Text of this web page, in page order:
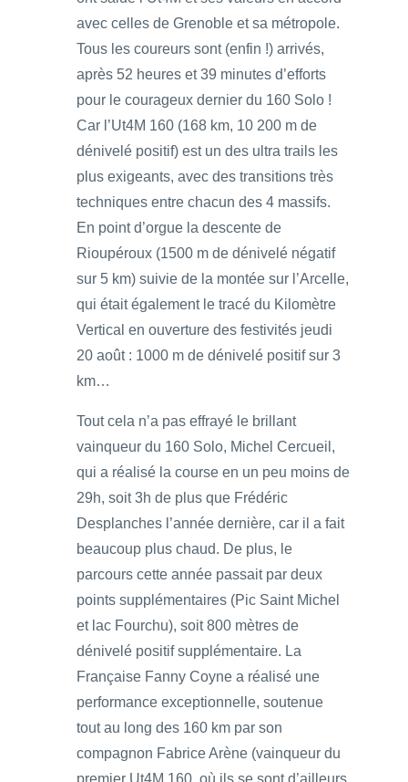
avec celles de Grenoble et sa métropole.
Tous les coureurs sont (enfin !) arrivés,
après 52 heures et 39 minutes d’efforts
pour le courageux dernier du 160 Solo !
Car l’Ut4M 160 (168 km, 10 200 m de
dénivelé positif) est un des ultra trails les
plus exigeants, avec des transitions très
techniques entre chacun des 4 massifs.
En point d’orgue la descente de
Rioupéroux (1500 m de dénivelé négatif
sur 5 km) suivie de la montée sur l’Arcelle,
qui était également le tracé du Kilomètre
Vertical en ouverture des festivités jeudi
20 août : 1000 m de dénivelé positif sur 3
km…
Tout cela n’a pas effrayé le brillant
vainqueur du 160 Solo, Michel Cercueil,
qui a réalisé la course en un peu moins de
29h, soit 3h de plus que Frédéric
Desplanches l’année dernière, car il a fait
beaucoup plus chaud. De plus, le
parcours cette année passait par deux
points supplémentaires (Pic Saint Michel
et lac Fourchu), soit 800 mètres de
dénivelé positif supplémentaire. La
Française Fanny Coyne a réalisé une
performance exceptionnelle, soutenue
tout au long des 160 km par son
compagnon Fabrice Arène (vainqueur du